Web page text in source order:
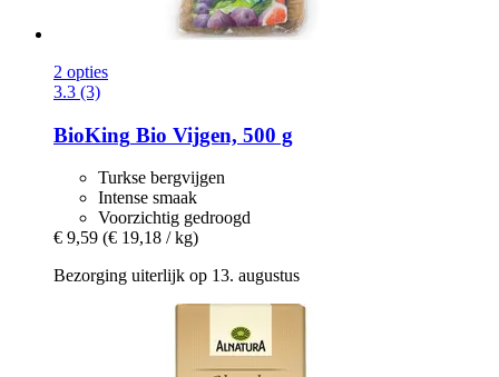
2 opties
3.3 (3)
BioKing Bio Vijgen, 500 g
Turkse bergvijgen
Intense smaak
Voorzichtig gedroogd
€ 9,59 (€ 19,18 / kg)
Bezorging uiterlijk op 13. augustus